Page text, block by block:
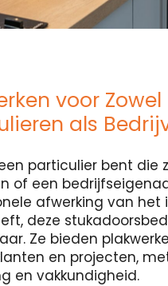
voor Zowel
als
particulier bent die
of een
afwerking van het
deze
Ze bieden
en projecten,
en vakkundigheid.